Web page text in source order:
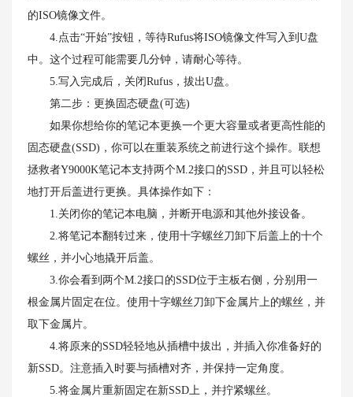
的ISO镜像文件。
4.点击“开始”按钮，等待Rufus将ISO镜像文件写入到U盘
中。这个过程可能需要几分钟，请耐心等待。
5.写入完成后，关闭Rufus，拔出U盘。
第二步：更换固态硬盘(可选)
如果你想给你的笔记本更换一个更大容量或者更高性能的
固态硬盘(SSD)，你可以在重装系统之前进行这个操作。联想
拯救者Y9000K笔记本支持两个M.2接口的SSD，并且可以轻松
地打开后盖进行更换。具体操作如下：
1.关闭你的笔记本电脑，并断开电源和其他外接设备。
2.将笔记本翻转过来，使用十字螺丝刀卸下后盖上的十个
螺丝，并小心地撬开后盖。
3.你会看到两个M.2接口的SSD位于主板右侧，分别用一
根金属片固定在位。使用十字螺丝刀卸下金属片上的螺丝，并
取下金属片。
4.将原来的SSD轻轻地从插槽中拔出，并插入你准备好的
新SSD。注意插入时要与插槽对齐，并保持一定角度。
5.将金属片重新固定在新SSD上，并拧紧螺丝。